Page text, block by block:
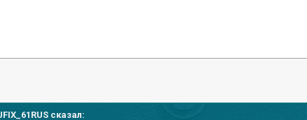
сказал: